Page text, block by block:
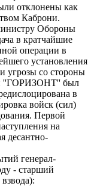
отклонены как
Каброни.
Обороны
в кратчайшие
операции в
установления
угрозы со стороны
''ГОРИЗОНТ'' был
в
войск (сил)
Первой
на
десантно-
генерал-
- старший